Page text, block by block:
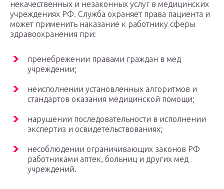
некачественных и незаконных услуг в медицинских
учреждениях РФ. Служба охраняет права пациента и
может применить наказание к работнику сферы
здравоохранения при:
пренебрежении правами граждан в мед
учреждении;
неисполнении установленных алгоритмов и
стандартов оказания медицинской помощи;
нарушении последовательности в исполнении
экспертиз и освидетельствованиях;
несоблюдении ограничивающих законов РФ
работниками аптек, больниц и других мед
учреждений.